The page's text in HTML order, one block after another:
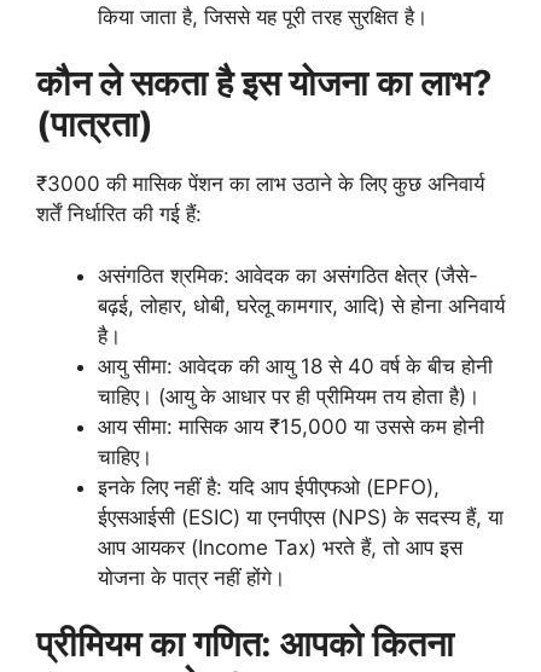
किया जाता है, जिससे यह पूरी तरह सुरक्षित है।
कौन ले सकता है इस योजना का लाभ?
(पात्रता)
₹3000 की मासिक पेंशन का लाभ उठाने के लिए कुछ अनिवार्य
शर्तें निर्धारित की गई हैं:
असंगठित श्रमिक: आवेदक का असंगठित क्षेत्र (जैसे-
बढ़ई, लोहार, धोबी, घरेलू कामगार, आदि) से होना अनिवार्य
है।
आयु सीमा: आवेदक की आयु 18 से 40 वर्ष के बीच होनी
चाहिए। (आयु के आधार पर ही प्रीमियम तय होता है)।
आय सीमा: मासिक आय ₹15,000 या उससे कम होनी
चाहिए।
इनके लिए नहीं है: यदि आप ईपीएफओ (EPFO),
ईएसआईसी (ESIC) या एनपीएस (NPS) के सदस्य हैं, या
आप आयकर (Income Tax) भरते हैं, तो आप इस
योजना के पात्र नहीं होंगे।
प्रीमियम का गणित: आपको कितना